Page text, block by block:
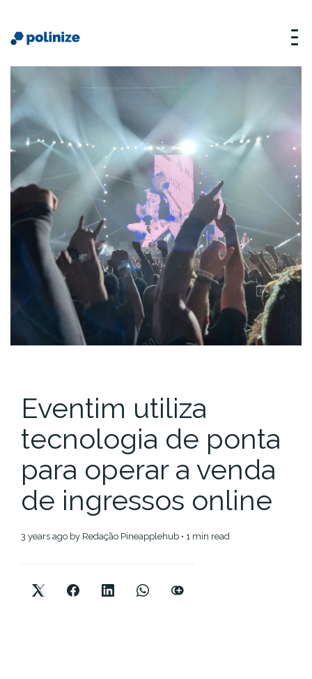
Eventim utiliza
tecnologia de ponta
para operar a venda
de ingressos online
3 years ago by Redação Pineapplehub • 1 min read